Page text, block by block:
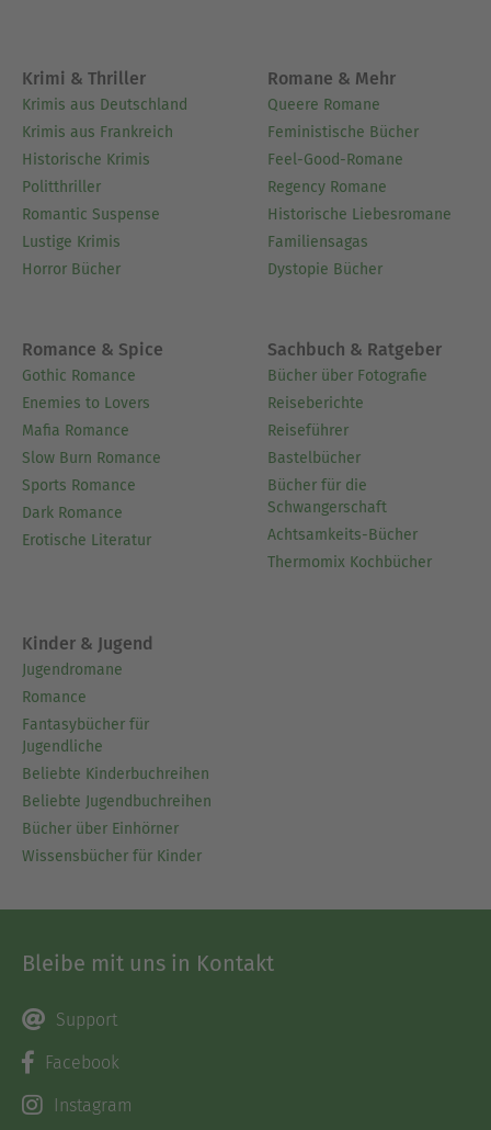
Krimi & Thriller
Krimis aus Deutschland
Krimis aus Frankreich
Historische Krimis
Politthriller
Romantic Suspense
Lustige Krimis
Horror Bücher
Romane & Mehr
Queere Romane
Feministische Bücher
Feel-Good-Romane
Regency Romane
Historische Liebesromane
Familiensagas
Dystopie Bücher
Romance & Spice
Gothic Romance
Enemies to Lovers
Mafia Romance
Slow Burn Romance
Sports Romance
Dark Romance
Erotische Literatur
Sachbuch & Ratgeber
Bücher über Fotografie
Reiseberichte
Reiseführer
Bastelbücher
Bücher für die
Schwangerschaft
Achtsamkeits-Bücher
Thermomix Kochbücher
Kinder & Jugend
Jugendromane
Romance
Fantasybücher für
Jugendliche
Beliebte Kinderbuchreihen
Beliebte Jugendbuchreihen
Bücher über Einhörner
Wissensbücher für Kinder
Bleibe mit uns in Kontakt
Support
Facebook
Instagram